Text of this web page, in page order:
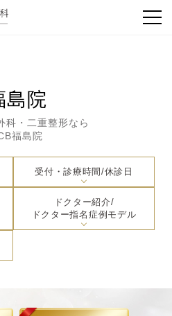
島院
科・二重整形なら
福島院
受付・診療時間/休診日
ドクター紹介/
ドクター指名症例モデル